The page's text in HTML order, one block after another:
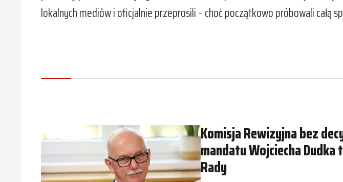
lokalnych mediów i oficjalnie przeprosili – choć początkowo próbowali całą
Komisja Rewizyjna bez
mandatu Wojciecha
Rady